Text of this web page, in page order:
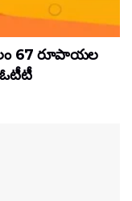
67 రూపాయల